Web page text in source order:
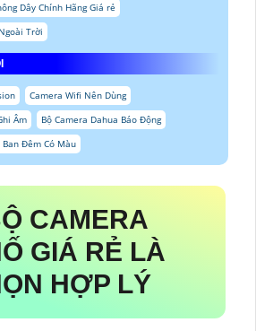
Dây Chính Hãng Giá rẻ
Trời
Camera Wifi Nên Dùng
Âm
Bộ Camera Dahua Báo Động
Ban Đêm Có Màu
CAMERA
GIÁ RẺ LÀ
HỢP LÝ